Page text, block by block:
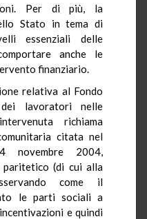
Per di più, la
Stato in tema di
essenziali delle
anche le
finanziario.
relativa al Fondo
lavoratori nelle
richiama
citata nel
novembre 2004,
(di cui alla
come il
le parti sociali a
e quindi